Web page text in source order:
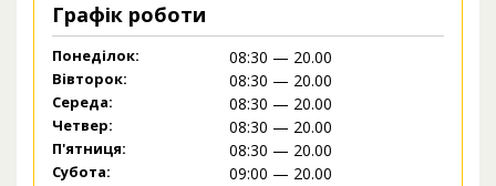
Графік роботи
Понеділок: 08:30 — 20.00
Вівторок: 08:30 — 20.00
Середа: 08:30 — 20.00
Четвер: 08:30 — 20.00
П'ятниця: 08:30 — 20.00
Субота: 09:00 — 20.00